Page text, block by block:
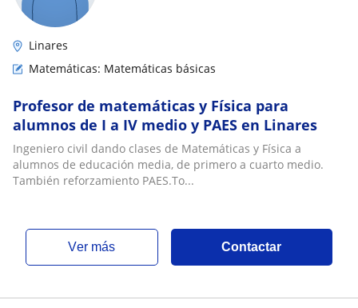
Linares
Matemáticas: Matemáticas básicas
Profesor de matemáticas y Física para
alumnos de I a IV medio y PAES en Linares
Ingeniero civil dando clases de Matemáticas y Física a
alumnos de educación media, de primero a cuarto medio.
También reforzamiento PAES.To...
ver más Contactar